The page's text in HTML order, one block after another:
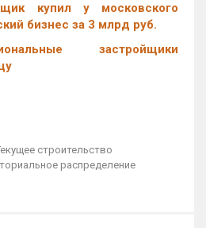
купил у московского
бизнес за 3 млрд руб.
застройщики
строительство
распределение